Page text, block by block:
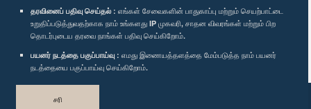
தரவினைப் பதிவு செய்தல் : எங்கள் சேவைகளின் பாதுகாப்பு மற்றும் செயற்பாட்டை
உறுதிப்படுத்துவதற்காக நாம் உங்களது IP முகவரி, சாதன விவரங்கள் மற்றும் பிற
தொடர்புடைய தரவை நாங்கள் பதிவு செய்கிறோம்.
பயனர் நடத்தை பகுப்பாய்வு : எமது இணையத்தளத்தை மேம்படுத்த நாம் பயனர்
நடத்தையை பகுப்பாய்வு செய்கிறோம்.
சரி
விருதுகள்
தனியுரிமைக் கொள்கை